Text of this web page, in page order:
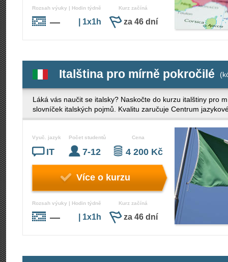
Rozsah výuky | Hodin týdně
— | 1x1h
Kurz začíná
za 46 dní
Italština pro mírně pokročilé
Láká vás naučit se italsky? Naskočte do kurzu italštiny pro
slovníček italských pojmů. Kvalitu zaručuje Centrum
Vyuč. jazyk
IT
Počet studentů
7-12
Cena
4 200 Kč
Více o kurzu
Rozsah výuky | Hodin týdně
— | 1x1h
Kurz začíná
za 46 dní